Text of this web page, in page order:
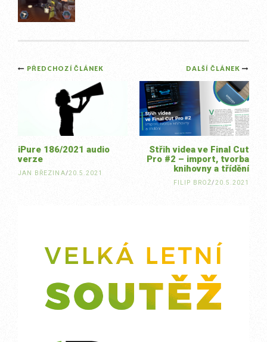
Post
navigation
DALŠÍ ČLÁNEK
Střih videa ve Final Cut
Pro #2 – import, tvorba
knihovny a třídění
FILIP BROŽ/20.5.2021
PŘEDCHOZÍ ČLÁNEK
iPure 186/2021 audio
verze
JAN BŘEZINA/20.5.2021